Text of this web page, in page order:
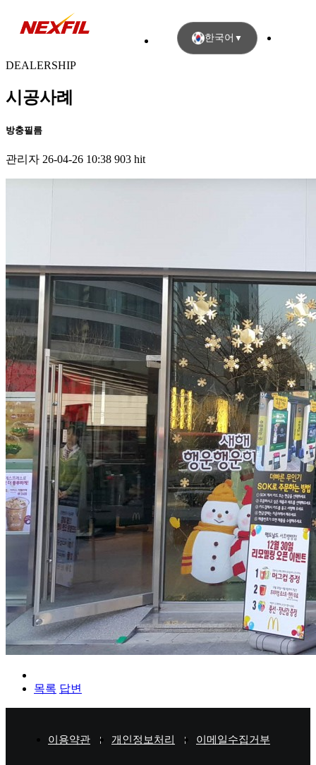
한국어 ▼
DEALERSHIP
시공사례
방충필름
관리자 26-04-26 10:38 903 hit
목록 답변
이용약관 개인정보처리 이메일수집거부